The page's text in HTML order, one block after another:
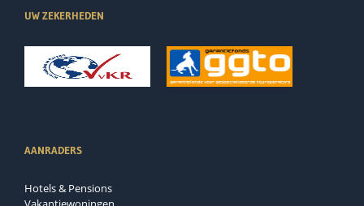
UW ZEKERHEDEN
AANRADERS
Hotels & Pensions